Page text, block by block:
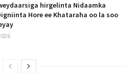
hirgelinta Nidaamka
Hore ee Khataraha oo la soo